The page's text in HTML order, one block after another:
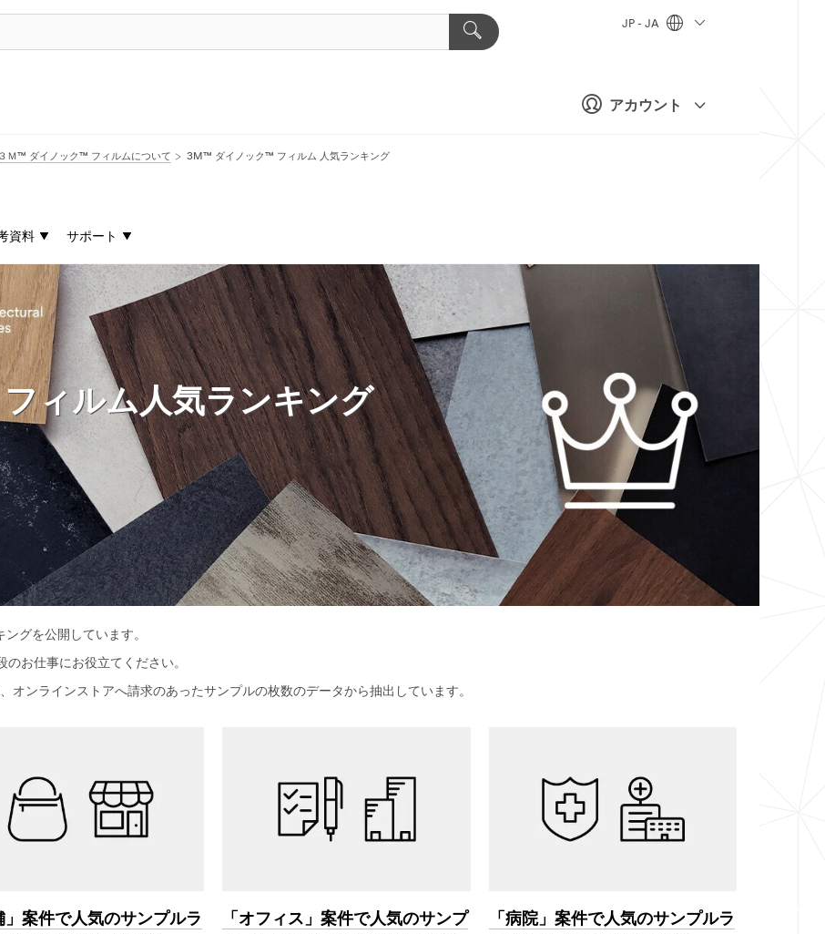
アカウント
JP - JA
３Ｍ™ ダイノック™ フィルムについて 3M™ ダイノック™ フィルム 人気ランキング
資料 サポート
ィルム人気ランキング
グを公開しています。
お仕事にお役立てください。
オンラインストアへ請求のあったサンプルの枚数のデータから抽出しています。
」案件で人気のサンプルラ
「オフィス」案件で人気のサンプ
「病院」案件で人気のサンプルラ